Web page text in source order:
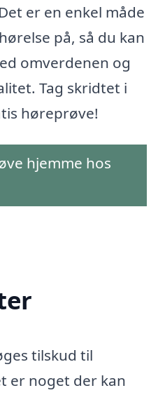
er en enkel måde
på, så du kan
omverdenen og
Tag skridtet i
høreprøve!
hjemme hos
tilskud til
er noget der kan